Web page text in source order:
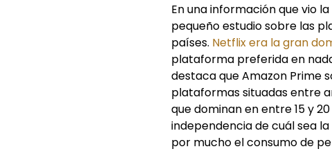
En una información que vio
pequeño estudio sobre las
países. Netflix era la gran
plataforma preferida en
destaca que Amazon Prime
plataformas situadas entre
que dominan en entre 15 y
independencia de cuál sea
por mucho el consumo de